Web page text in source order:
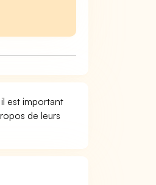
est important
de leurs